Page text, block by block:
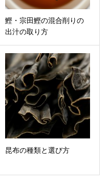
鰹・宗田鰹の混合削りの
出汁の取り方
昆布の種類と選び方